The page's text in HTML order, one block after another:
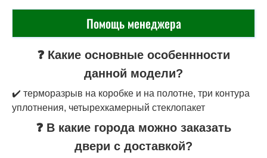
Помощь менеджера
❓ Какие основные особеннности
данной модели?
✔️ терморазрыв на коробке и на полотне, три контура
уплотнения, четырехкамерный стеклопакет
❓ В какие города можно заказать
двери с доставкой?